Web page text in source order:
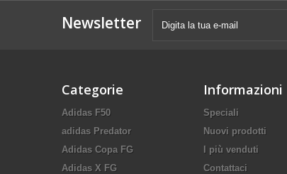
Newsletter
Categorie
Adidas F50
adidas Predator
Adidas Copa FG
Adidas X FG
Informazioni
Speciali
Nuovi prodotti
I più venduti
Contattaci